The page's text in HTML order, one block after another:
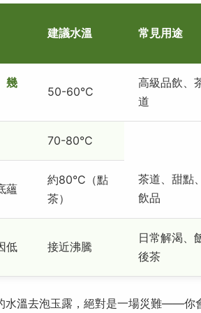
建議水溫 常見用途
幾
50-60°C
高級品飲、
道
70-80°C
蘊
約80°C（點
茶）
茶道、甜點、
飲品
低 接近沸騰
日常解渴、
後茶
水溫去泡玉露，絕對是一場災難——你